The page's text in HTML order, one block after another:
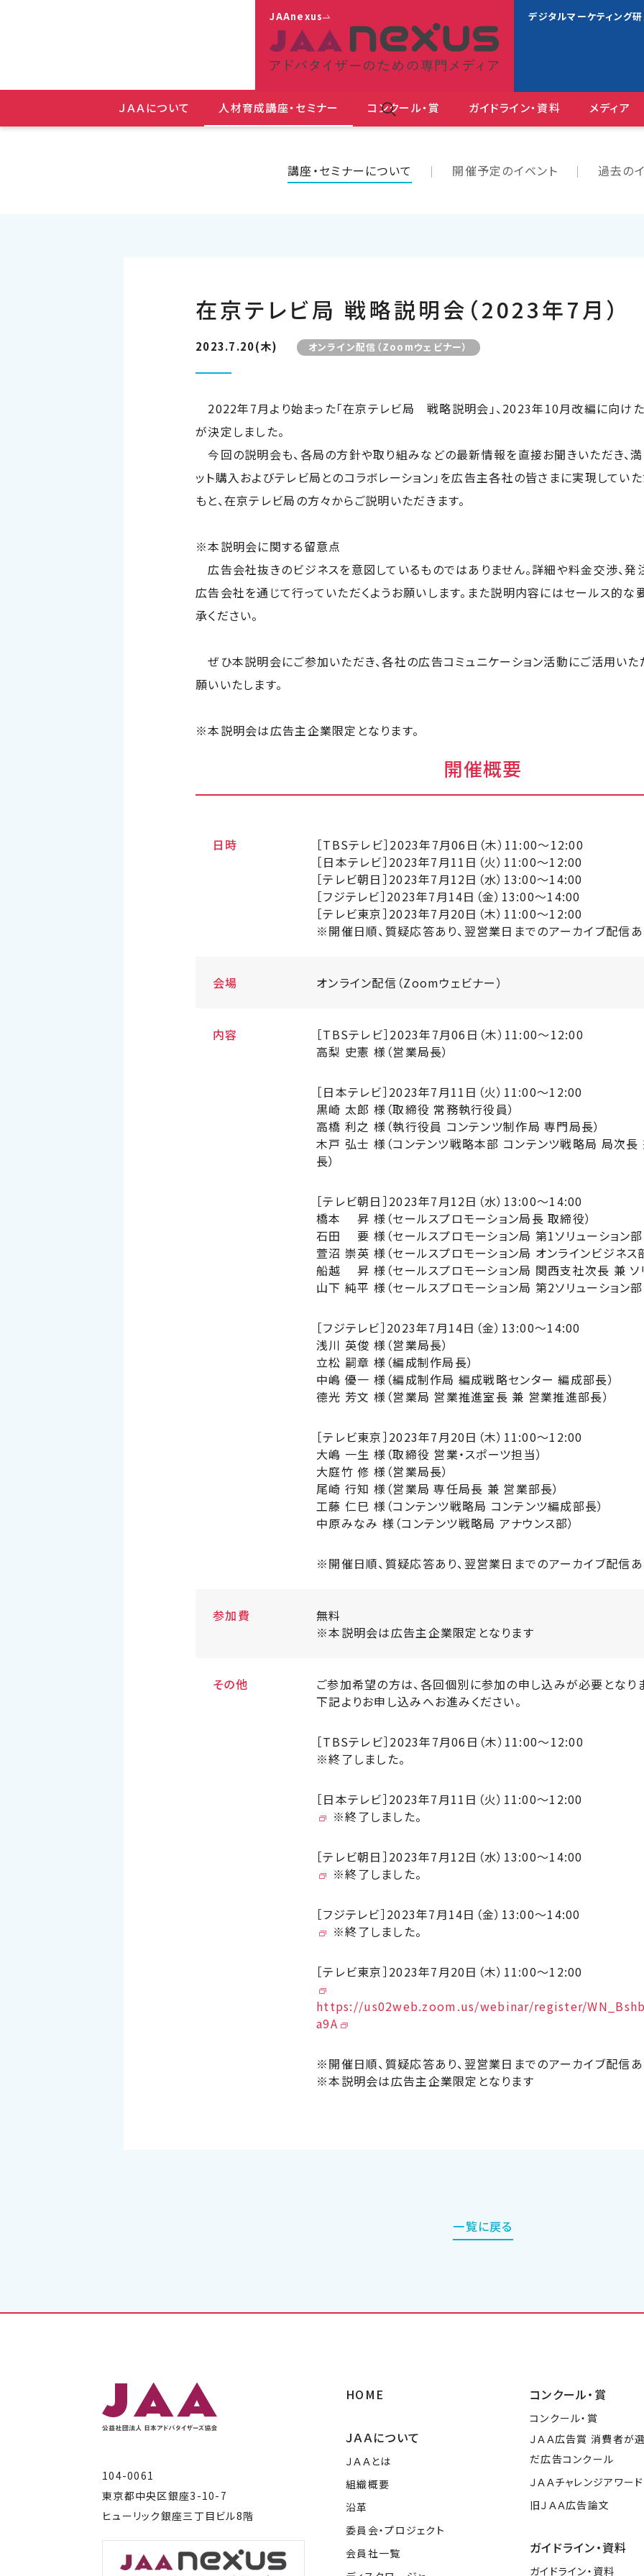
ＪＡＡについて 人材育成講座・セミナー コンクール・賞 ガイドライン・資料 メディア
JAAnexus デジタルマーケティング
講座・セミナーについて 開催予定のイベント 過去の
在京テレビ局 戦略説明会（2023年7月）
2023.7.20(木) オンライン配信（Zoomウェビナー）
2022年7月より始まった「在京テレビ局 戦略説明会」、2023年10月改編に向け
が決定しました。
今回の説明会も、各局の方針や取り組みなどの最新情報を直接お聞きいただき、
ット購入およびテレビ局とのコラボレーション」を広告主各社の皆さまに実現してい
もと、在京テレビ局の方々からご説明いただきます。
※本説明会に関する留意点
広告会社抜きのビジネスを意図しているものではありません。詳細や料金交渉、発
広告会社を通じて行っていただくようお願いします。また説明内容にはセールス的な
承ください。
ぜひ本説明会にご参加いただき、各社の広告コミュニケーション活動にご活用いた
願いいたします。
※本説明会は広告主企業限定となります。
開催概要
日時
［TBSテレビ］2023年7月06日（木）11:00〜12:00
［日本テレビ］2023年7月11日（火）11:00〜12:00
［テレビ朝日］2023年7月12日（水）13:00〜14:00
［フジテレビ］2023年7月14日（金）13:00〜14:00
［テレビ東京］2023年7月20日（木）11:00〜12:00
※開催日順、質疑応答あり、翌営業日までのアーカイブ配信
会場 オンライン配信（Zoomウェビナー）
内容
［TBSテレビ］2023年7月06日（木）11:00〜12:00
高梨 史憲 様（営業局長）
［日本テレビ］2023年7月11日（火）11:00〜12:00
黒崎 太郎 様（取締役 常務執行役員）
高橋 利之 様（執行役員 コンテンツ制作局 専門局長）
木戸 弘士 様（コンテンツ戦略本部 コンテンツ戦略局 局次
長）
［テレビ朝日］2023年7月12日（水）13:00〜14:00
橋本 昇 様（セールスプロモーション局長 取締役）
石田 要 様（セールスプロモーション局 第1ソリューション部
萱沼 崇英 様（セールスプロモーション局 オンラインビジネス
船越 昇 様（セールスプロモーション局 関西支社次長 兼 ソ
山下 純平 様（セールスプロモーション局 第2ソリューション部
［フジテレビ］2023年7月14日（金）13:00〜14:00
浅川 英俊 様（営業局長）
立松 嗣章 様（編成制作局長）
中嶋 優一 様（編成制作局 編成戦略センター 編成部長）
德光 芳文 様（営業局 営業推進室長 兼 営業推進部長）
［テレビ東京］2023年7月20日（木）11:00〜12:00
大嶋 一生 様（取締役 営業・スポーツ担当）
大庭竹 修 様（営業局長）
尾崎 行知 様（営業局 専任局長 兼 営業部長）
工藤 仁巳 様（コンテンツ戦略局 コンテンツ編成部長）
中原みなみ 様（コンテンツ戦略局 アナウンス部）
※開催日順、質疑応答あり、翌営業日までのアーカイブ配信
参加費
無料
※本説明会は広告主企業限定となります
その他
ご参加希望の方は、各回個別に参加の申し込みが必要となり
下記よりお申し込みへお進みください。
［TBSテレビ］2023年7月06日（木）11:00〜12:00
※終了しました。
［日本テレビ］2023年7月11日（火）11:00〜12:00
※終了しました。
［テレビ朝日］2023年7月12日（水）13:00〜14:00
※終了しました。
［フジテレビ］2023年7月14日（金）13:00〜14:00
※終了しました。
［テレビ東京］2023年7月20日（木）11:00〜12:00
https://us02web.zoom.us/webinar/register/
a9A
※開催日順、質疑応答あり、翌営業日までのアーカイブ配信
※本説明会は広告主企業限定となります
一覧に戻る
104-0061
東京都中央区銀座3-10-7
ヒューリック銀座三丁目ビル8階
HOME
ＪＡＡについて
ＪＡＡとは
組織概要
沿革
委員会・プロジェクト
会員社一覧
コンクール・賞
コンクール・賞
ＪＡＡ広告賞 消費者が
だ広告コンクール
ＪＡＡチャレンジアワード
旧ＪＡＡ広告論文
ガイドライン・資料
ガイドライン・資料